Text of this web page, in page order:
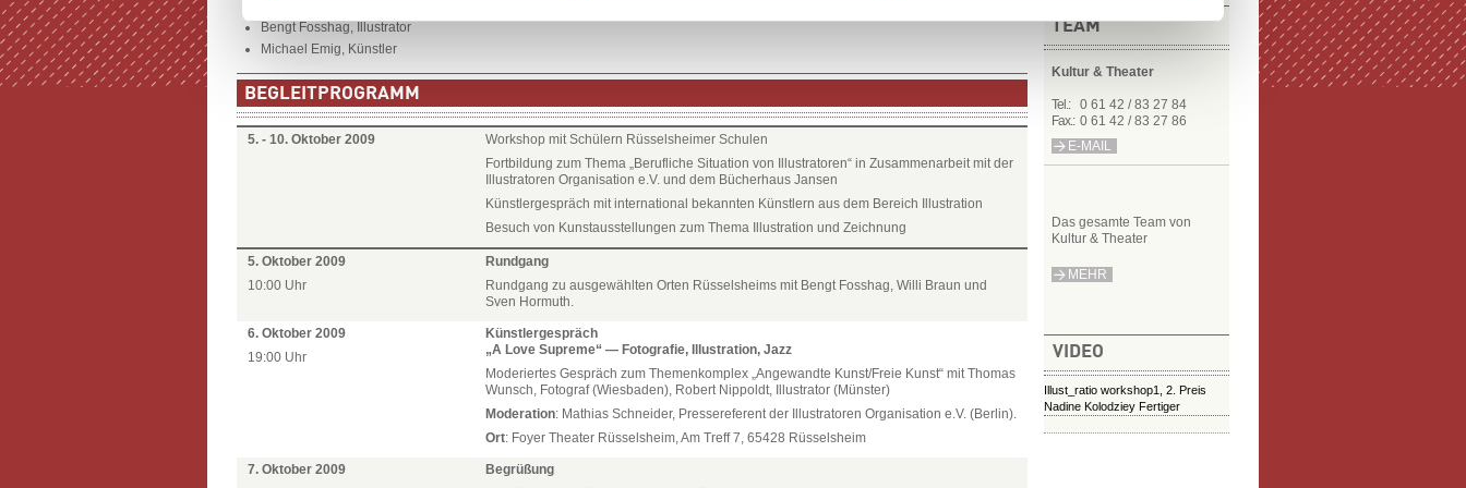
TEAM
Kultur & Theater
Tel.:
0 61 42 / 83 27 84
Fax.: 0 61 42 / 83 27 86
E-MAIL
Das gesamte Team von
Kultur & Theater
MEHR
VIDEO
Illust_ratio workshop1, 2. Preis
Nadine Kolodziey Fertiger
Bengt Fosshag, Illustrator
Michael Emig, Künstler
BEGLEITPROGRAMM
5. - 10. Oktober 2009
Workshop mit Schülern Rüsselsheimer Schulen
Fortbildung zum Thema „Berufliche Situation von Illustratoren“ in Zusammenarbeit mit der
Illustratoren Organisation e.V. und dem Bücherhaus Jansen
Künstlergespräch mit international bekannten Künstlern aus dem Bereich Illustration
Besuch von Kunstausstellungen zum Thema Illustration und Zeichnung
5. Oktober 2009
10:00 Uhr
Rundgang
Rundgang zu ausgewählten Orten Rüsselsheims mit Bengt Fosshag, Willi Braun und
Sven Hormuth.
6. Oktober 2009
19:00 Uhr
Künstlergespräch
„A Love Supreme“ — Fotografie, Illustration, Jazz
Moderiertes Gespräch zum Themenkomplex „Angewandte Kunst/Freie Kunst“ mit Thomas
Wunsch, Fotograf (Wiesbaden), Robert Nippoldt, Illustrator (Münster)
Moderation: Mathias Schneider, Pressereferent der Illustratoren Organisation e.V. (Berlin).
Ort: Foyer Theater Rüsselsheim, Am Treff 7, 65428 Rüsselsheim
7. Oktober 2009
Begrüßung